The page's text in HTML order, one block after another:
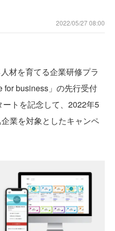
2022/05/27 08:00
材を育てる企業研修プラ
for business」の先行受付
トを記念して、2022年5
業を対象としたキャンペ